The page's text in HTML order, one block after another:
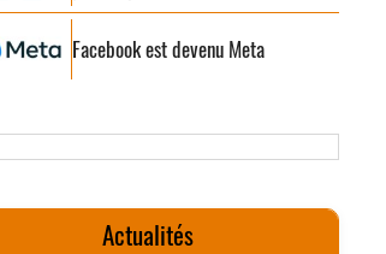
Facebook est devenu Meta
Actualités